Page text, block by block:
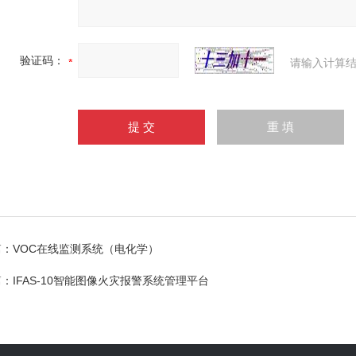
验证码： 请输入计算
VOC在线监测系统（电化学）
IFAS-10智能图像火灾报警系统管理平台